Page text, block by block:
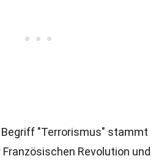
Begriff "Terrorismus" stammt
Revolution und